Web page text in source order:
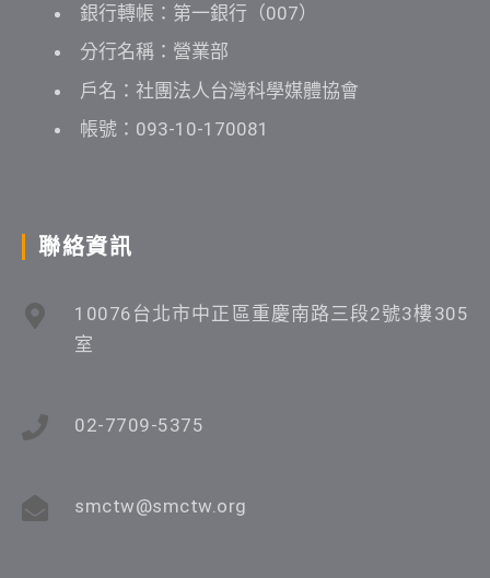
銀行轉帳：第一銀行（007）
分行名稱：營業部
戶名：社團法人台灣科學媒體協會
帳號：093-10-170081
聯絡資訊
10076台北市中正區重慶南路三段2號3樓305
室
02-7709-5375
smctw@smctw.org